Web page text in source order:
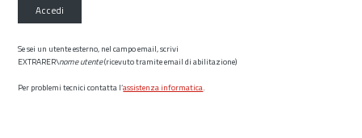
Accedi
Se sei un utente esterno, nel campo email, scrivi
EXTRARER\nome utente(ricevuto tramite email di abilitazione)
Per problemi tecnici contatta l’assistenza informatica.